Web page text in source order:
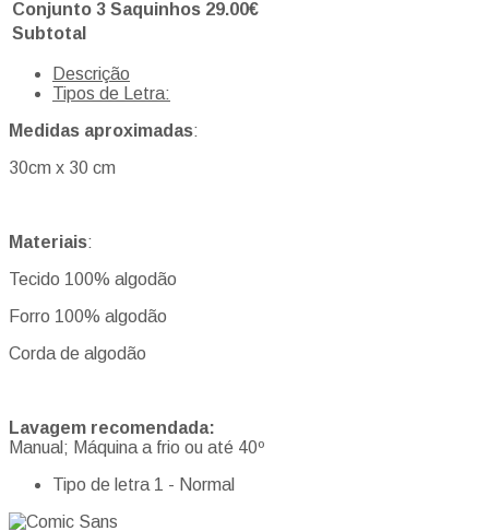
Conjunto 3 Saquinhos 29.00€
Subtotal
Descrição
Tipos de Letra:
Medidas aproximadas:
30cm x 30 cm
Materiais:
Tecido 100% algodão
Forro 100% algodão
Corda de algodão
Lavagem recomendada:
Manual; Máquina a frio ou até 40º
Tipo de letra 1 - Normal